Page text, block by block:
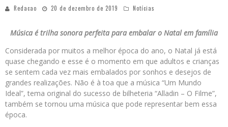
Redacao 20 de dezembro de 2019 Notícias
Música é trilha sonora perfeita para embalar o Natal em família
Considerada por muitos a melhor época do ano, o Natal já está
quase chegando e esse é o momento em que adultos e crianças
se sentem cada vez mais embalados por sonhos e desejos de
grandes realizações. Não é à toa que a música “Um Mundo
Ideal”, tema original do sucesso de bilheteria “Alladin – O Filme”,
também se tornou uma música que pode representar bem essa
época.